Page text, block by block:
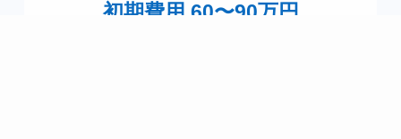
初期費用 60〜90万円